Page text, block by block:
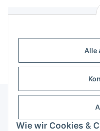
Alle
Wie wir Cookies &
Informationen